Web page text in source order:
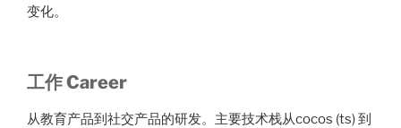
变化。
工作 Career
从教育产品到社交产品的研发。主要技术栈从cocos (ts) 到